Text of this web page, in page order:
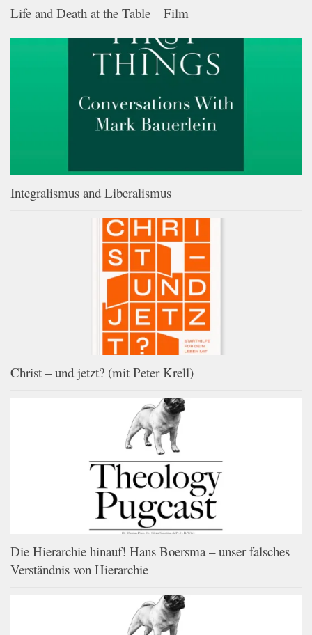
Life and Death at the Table – Film
Integralismus and Liberalismus
Christ – und jetzt? (mit Peter Krell)
Die Hierarchie hinauf! Hans Boersma – unser falsches
Verständnis von Hierarchie